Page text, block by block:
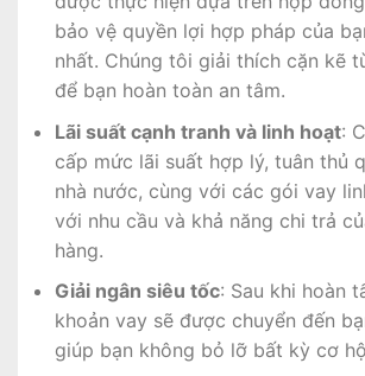
bảo vệ quyền lợi hợp pháp của
nhất. Chúng tôi giải thích cặn kẽ
để bạn hoàn toàn an tâm.
Lãi suất cạnh tranh và linh hoạt:
cấp mức lãi suất hợp lý, tuân thủ
nhà nước, cùng với các gói vay
với nhu cầu và khả năng chi trả
hàng.
Giải ngân siêu tốc: Sau khi hoàn
khoản vay sẽ được chuyển đến
giúp bạn không bỏ lỡ bất kỳ cơ